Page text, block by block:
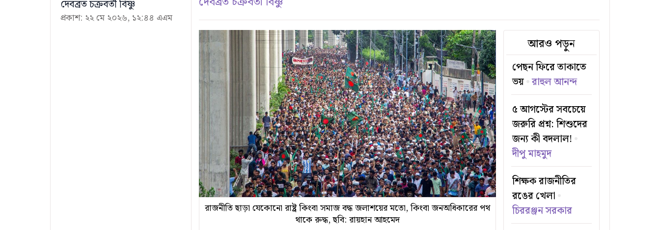
দেবব্রত চক্রবর্তী বিষ্ণু
প্রকাশ: ২২ মে ২০২৬, ১২:৪৪ এএম
রাজনীতি ছাড়া যেকোনো রাষ্ট্র কিংবা সমাজ বদ্ধ জলাশয়ের মতো, কিংবা জনঅধিকারের পথ
থাকে রুদ্ধ, ছবি: রায়হান আহমেদ
আরও পড়ুন
পেছন ফিরে তাকাতে
ভয় রাহুল আনন্দ
৫ আগস্টের সবচেয়ে
জরুরি প্রশ্ন: শিশুদের
জন্য কী বদলাল!
দীপু মাহমুদ
শিক্ষক রাজনীতির
রঙের খেলা
চিররঞ্জন সরকার